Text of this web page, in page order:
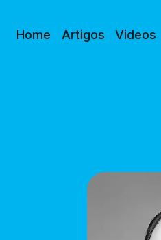
Home Artigos Videos